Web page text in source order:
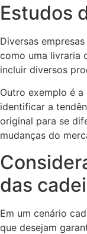
Estudos
Diversas
como uma livraria
incluir diversos
Outro exemplo é
identificar a
original para se
mudanças do
das
Em um cenário
que desejam